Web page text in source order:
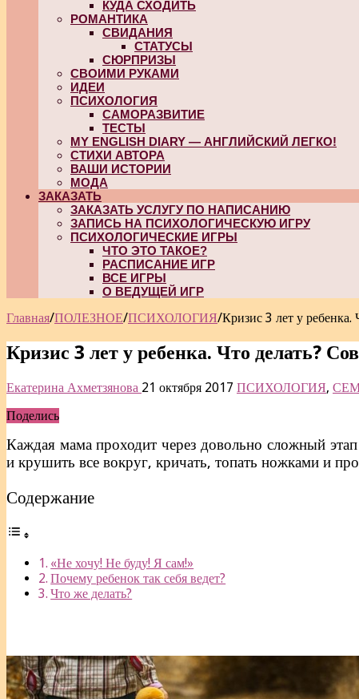
КУДА СХОДИТЬ
РОМАНТИКА
СВИДАНИЯ
СТАТУСЫ
СЮРПРИЗЫ
СВОИМИ РУКАМИ
ИДЕИ
ПСИХОЛОГИЯ
САМОРАЗВИТИЕ
ТЕСТЫ
MY ENGLISH DIARY — АНГЛИЙСКИЙ ЛЕГКО!
СТИХИ АВТОРА
ВАШИ ИСТОРИИ
МОДА
ЗАКАЗАТЬ
ЗАКАЗАТЬ УСЛУГУ ПО НАПИСАНИЮ
ЗАПИСЬ НА ПСИХОЛОГИЧЕСКУЮ ИГРУ
ПСИХОЛОГИЧЕСКИЕ ИГРЫ
ЧТО ЭТО ТАКОЕ?
РАСПИСАНИЕ ИГР
ВСЕ ИГРЫ
О ВЕДУЩЕЙ ИГР
Главная/ПОЛЕЗНОЕ/ПСИХОЛОГИЯ/Кризис 3 лет у ребенка.
Кризис 3 лет у ребенка. Что делать?
Екатерина Ахметзянова 21 октября 2017 ПСИХОЛОГИЯ,
Поделись
Каждая мама проходит через довольно сложный
и крушить все вокруг, кричать, топать ножками и
Содержание
«Не хочу! Не буду! Я сам!»
Почему ребенок так себя ведет?
Что же делать?